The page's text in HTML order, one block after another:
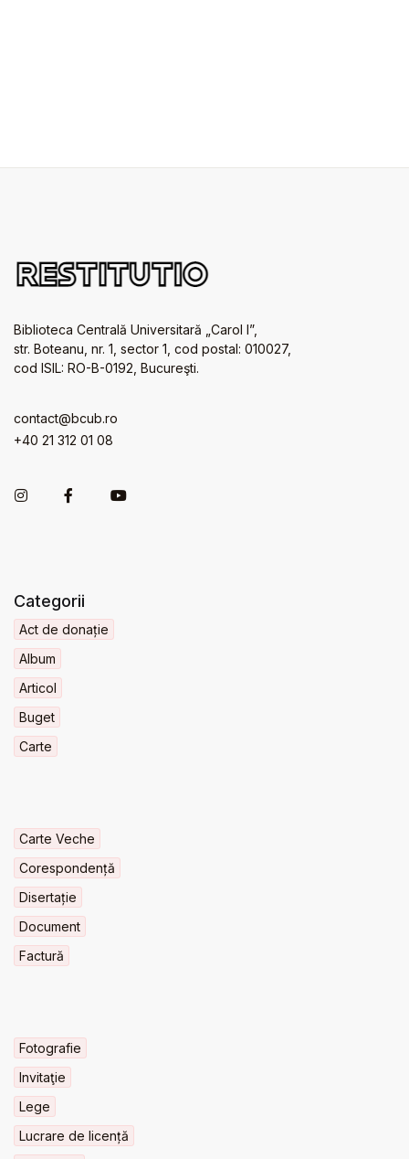
Biblioteca Centrală Universitară „Carol I”,
str. Boteanu, nr. 1, sector 1, cod postal: 010027,
cod ISIL: RO-B-0192, Bucureşti.
contact@bcub.ro
+40 21 312 01 08
Categorii
Act de donație
Album
Articol
Buget
Carte
Carte Veche
Corespondență
Disertație
Document
Factură
Fotografie
Invitaţie
Lege
Lucrare de licență